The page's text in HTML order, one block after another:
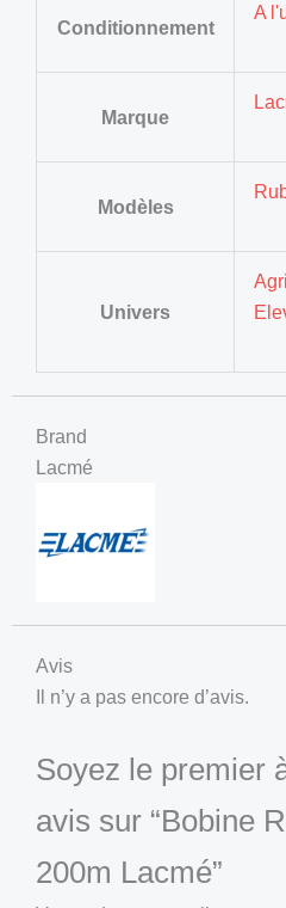
Conditionnement
A
Marque
Modèles
Univers
Brand
Lacmé
Avis
Il n’y a pas encore d’avis.
Soyez le premier
avis sur “Bobine
200m Lacmé”